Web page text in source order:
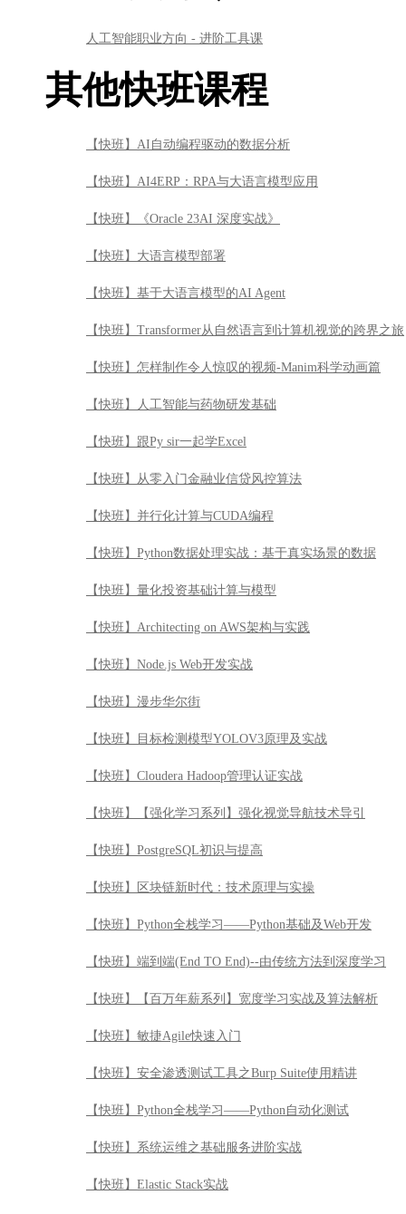
人工智能职业方向 - 进阶工具课
其他快班课程
【快班】AI自动编程驱动的数据分析
【快班】AI4ERP：RPA与大语言模型应用
【快班】《Oracle 23AI 深度实战》
【快班】大语言模型部署
【快班】基于大语言模型的AI Agent
【快班】Transformer从自然语言到计算机视觉的跨界之旅
【快班】怎样制作令人惊叹的视频-Manim科学动画篇
【快班】人工智能与药物研发基础
【快班】跟Py sir一起学Excel
【快班】从零入门金融业信贷风控算法
【快班】并行化计算与CUDA编程
【快班】Python数据处理实战：基于真实场景的数据
【快班】量化投资基础计算与模型
【快班】Architecting on AWS架构与实践
【快班】Node.js Web开发实战
【快班】漫步华尔街
【快班】目标检测模型YOLOV3原理及实战
【快班】Cloudera Hadoop管理认证实战
【快班】【强化学习系列】强化视觉导航技术导引
【快班】PostgreSQL初识与提高
【快班】区块链新时代：技术原理与实操
【快班】Python全栈学习——Python基础及Web开发
【快班】端到端(End TO End)--由传统方法到深度学习
【快班】【百万年薪系列】宽度学习实战及算法解析
【快班】敏捷Agile快速入门
【快班】安全渗透测试工具之Burp Suite使用精讲
【快班】Python全栈学习——Python自动化测试
【快班】系统运维之基础服务进阶实战
【快班】Elastic Stack实战